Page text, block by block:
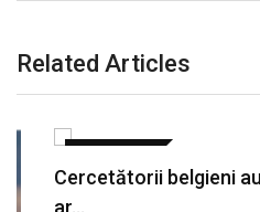
Related Articles
Cercetătorii belgieni au